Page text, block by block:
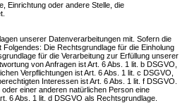
Einrichtung oder andere Stelle, die
unserer Datenverarbeitungen mit. Sofern die
Die Rechtsgrundlage für die Einholung
für die Verarbeitung zur Erfüllung unserer
von Anfragen ist Art. 6 Abs. 1 lit. b DSGVO,
Verpflichtungen ist Art. 6 Abs. 1 lit. c DSGVO,
Interessen ist Art. 6 Abs. 1 lit. f DSGVO.
einer anderen natürlichen Person eine
6 Abs. 1 lit. d DSGVO als Rechtsgrundlage.